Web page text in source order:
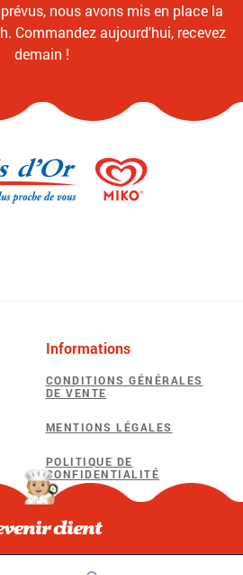
client
nous avons mis en place la
Commandez aujourd'hui, recevez
demain !
Informations
CONDITIONS GÉNÉRALES
DE VENTE
MENTIONS LÉGALES
POLITIQUE DE
CONFIDENTIALITÉ
POLITIQUE D’UTILISATION
DES COOKIES